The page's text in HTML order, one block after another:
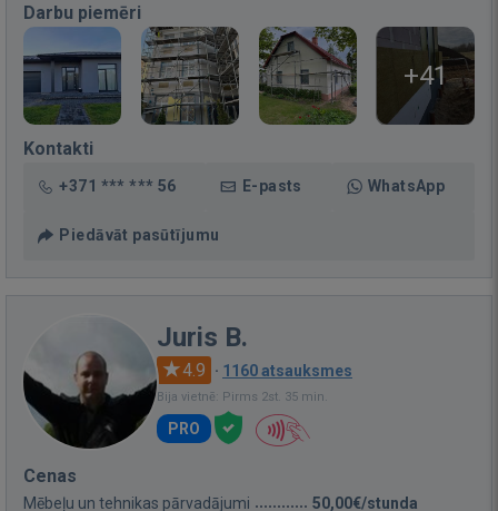
Darbu piemēri
+41
Kontakti
+371 *** *** 56 E-pasts WhatsApp
Piedāvāt pasūtījumu
Juris B.
4.9 · 1160 atsauksmes
Bija vietnē: Pirms 2st. 35 min.
PRO
Cenas
Mēbeļu un tehnikas pārvadājumi
50,00€/stunda